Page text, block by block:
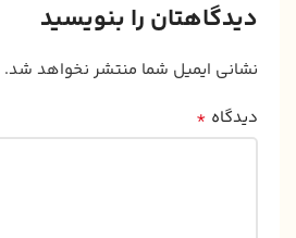
دیدگاهتان را بنویسید
نشانی ایمیل شما منتشر نخواهد شد.
دیدگاه *